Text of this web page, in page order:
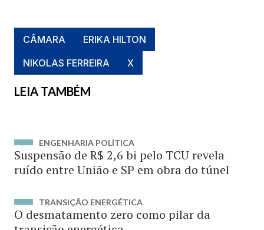
CÂMARA
ERIKA HILTON
NIKOLAS FERREIRA
X
LEIA TAMBÉM
ENGENHARIA POLÍTICA
Suspensão de R$ 2,6 bi pelo TCU revela
ruído entre União e SP em obra do túnel
TRANSIÇÃO ENERGÉTICA
O desmatamento zero como pilar da